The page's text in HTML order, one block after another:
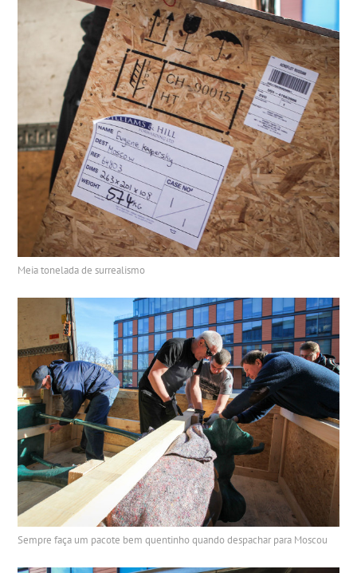
Meia tonelada de surrealismo
Sempre faça um pacote bem quentinho quando despachar para Moscou